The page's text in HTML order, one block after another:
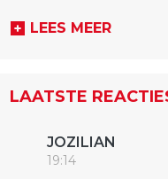
LEES MEER
LAATSTE
JOZILIAN
19:14